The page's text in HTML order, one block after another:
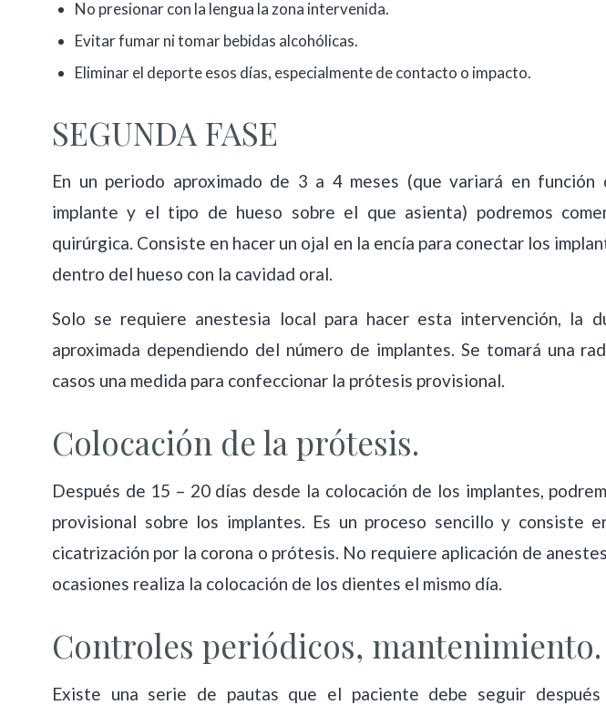
No presionar con la lengua la zona intervenida.
Evitar fumar ni tomar bebidas alcohólicas.
Eliminar el deporte esos días, especialmente de contacto o impacto.
SEGUNDA FASE
En un periodo aproximado de 3 a 4 meses (que variará en función
implante y el tipo de hueso sobre el que asienta) podremos
quirúrgica. Consiste en hacer un ojal en la encía para conectar los
dentro del hueso con la cavidad oral.
Solo se requiere anestesia local para hacer esta intervención, la
aproximada dependiendo del número de implantes. Se tomará una
casos una medida para confeccionar la prótesis provisional.
Colocación de la prótesis.
Después de 15 – 20 días desde la colocación de los implantes,
provisional sobre los implantes. Es un proceso sencillo y consiste
cicatrización por la corona o prótesis. No requiere aplicación de
ocasiones realiza la colocación de los dientes el mismo día.
Controles periódicos, mantenimiento.
Existe una serie de pautas que el paciente debe seguir